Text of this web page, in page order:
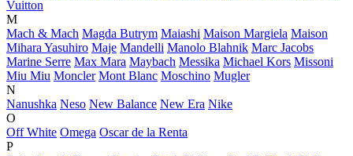
Vuitton
M
Mach & Mach Magda Butrym Maiashi Maison Margiela Maison
Mihara Yasuhiro Maje Mandelli Manolo Blahnik Marc Jacobs
Marine Serre Max Mara Maybach Messika Michael Kors Missoni
Miu Miu Moncler Mont Blanc Moschino Mugler
N
Nanushka Neso New Balance New Era Nike
O
Off White Omega Oscar de la Renta
P